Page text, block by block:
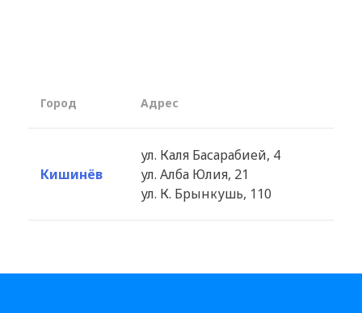
Город Aдрес
Кишинёв
ул. Каля Басарабией, 4
ул. Алба Юлия, 21
ул. К. Брынкушь, 110